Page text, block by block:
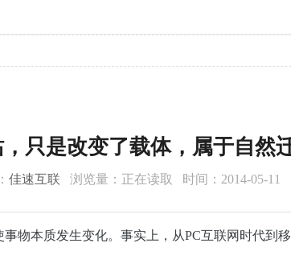
只是改变了载体，属于自然
佳速互联 浏览量： 正在读取 时间：2014-05-11
物本质发生变化。事实上，从PC互联网时代到